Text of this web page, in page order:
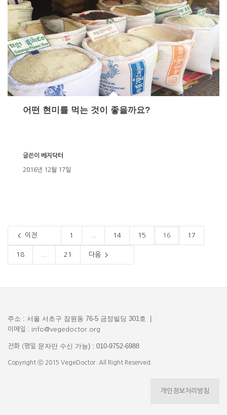
어떤 현미를 먹는 것이 좋을까요?
2016년 12월 17일
글쓴이 베지닥터
이전 1 14 15 16 17
18 21 다음
주소 : 서울 서초구 잠원동 76-5 금정빌딩 301호 |
이메일 : info@vegedoctor.org
전화 (평일 문자만 수신 가능) : 010-9752-6988
Copyright ⓒ 2015 VegeDoctor. All Right Reserved.
개인정보처리방침